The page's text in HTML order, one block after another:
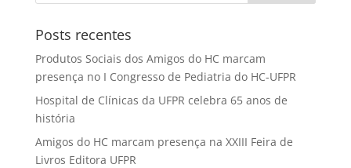
Posts recentes
Produtos Sociais dos Amigos do HC marcam
presença no I Congresso de Pediatria do HC-UFPR
Hospital de Clínicas da UFPR celebra 65 anos de
história
Amigos do HC marcam presença na XXIII Feira de
Livros Editora UFPR